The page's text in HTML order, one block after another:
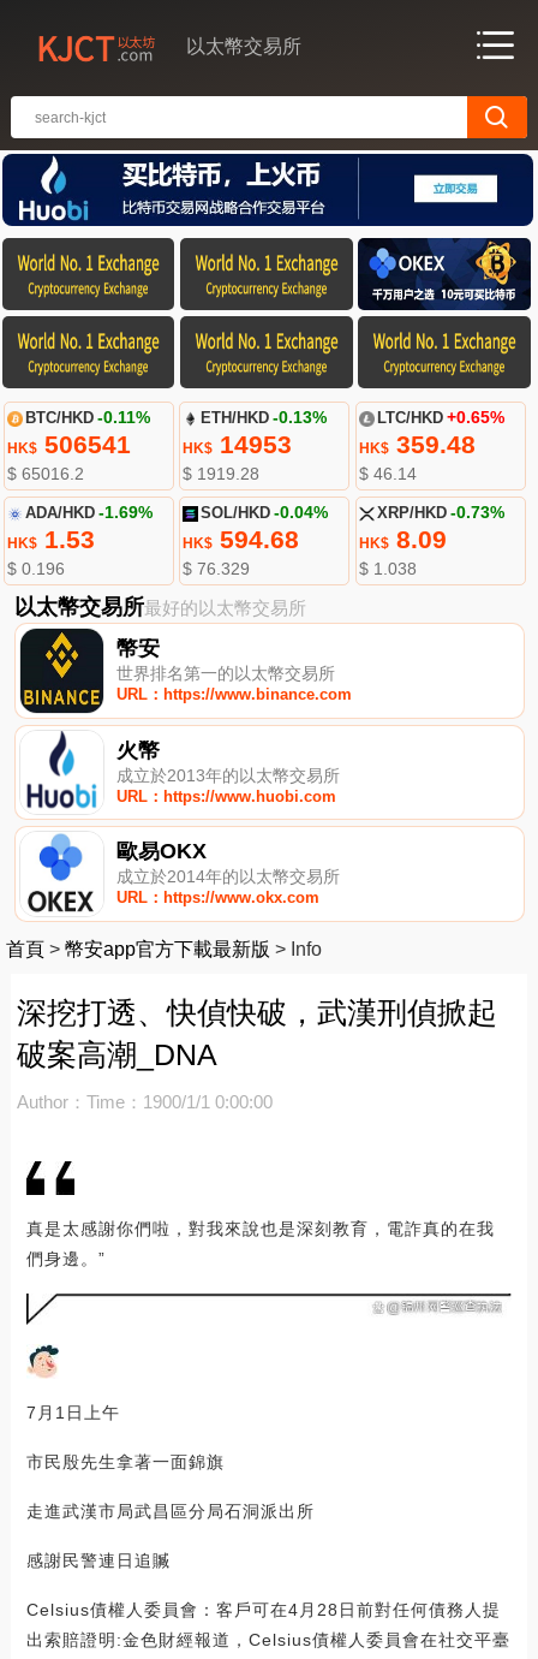
以太幣交易所
BTC/HKD -0.11%
HK$506541
$ 65016.2
ETH/HKD -0.13%
HK$ 14953
$ 1919.28
LTC/HKD +0.65%
HK$359.48
$ 46.14
ADA/HKD -1.69%
HK$1.53
$ 0.196
SOL/HKD -0.04%
HK$ 594.68
$ 76.329
XRP/HKD -0.73%
HK$8.09
$ 1.038
以太幣交易所最好的以太幣交易所
幣安
世界排名第一的以太幣交易所
URL：https://www.binance.com
火幣
成立於2013年的以太幣交易所
URL：https://www.huobi.com
歐易OKX
成立於2014年的以太幣交易所
URL：https://www.okx.com
首頁 > 幣安app官方下載最新版 > Info
深挖打透、快偵快破，武漢刑偵掀起
破案高潮_DNA
Author： Time：1900/1/1 0:00:00
真是太感謝你們啦，對我來說也是深刻教育，電詐真的在我
們身邊。”
7月1日上午
市民殷先生拿著一面錦旗
走進武漢市局武昌區分局石洞派出所
感謝民警連日追贓
Celsius債權人委員會：客戶可在4月28日前對任何債務人提
出索賠證明:金色財經報道，Celsius債權人委員會在社交平臺